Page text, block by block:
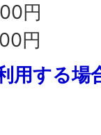
円
円
用する